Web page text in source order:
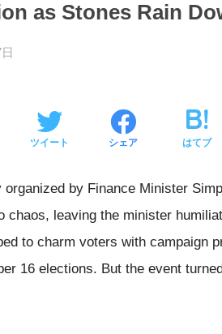
as Stones Rain
ツイート シェア はてブ
by Finance Minister
chaos, leaving the minister
to charm voters with campaign
16 elections. But the event